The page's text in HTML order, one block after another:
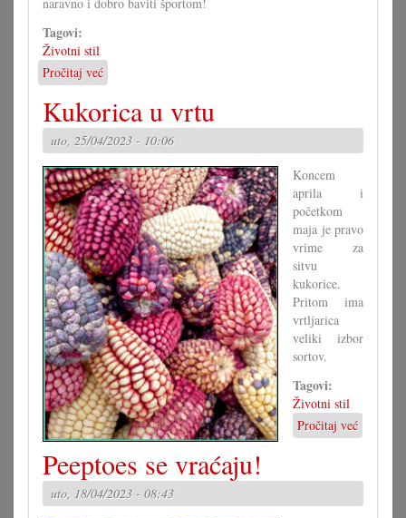
Tagovi:
Životni stil
Pročitaj već
Zvijezde
za
misec
maj
2023
Kukorica u vrtu
uto, 25/04/2023 - 10:06
Koncem
aprila i
početkom
maja je pravo
vrime za
sitvu
kukorice.
Pritom ima
vrtljarica
veliki izbor
sortov.
Tagovi:
Životni stil
Pročitaj već
Kukorica
vrtu
Peeptoes se vraćaju!
uto, 18/04/2023 - 08:43